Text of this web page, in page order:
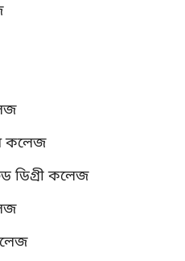
কলেজ
ডিগ্রী কলেজ